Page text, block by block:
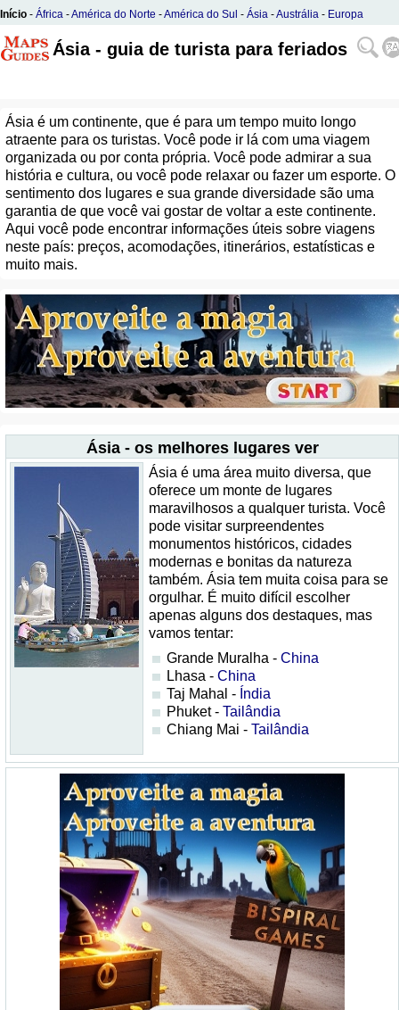
Início - África -América do Norte -América do Sul - Ásia -Austrália - Europa
Ásia - guia de turista para feriados
Ásia é um continente, que é para um tempo muito longo
atraente para os turistas. Você pode ir lá com uma viagem
organizada ou por conta própria. Você pode admirar a sua
história e cultura, ou você pode relaxar ou fazer um esporte. O
sentimento dos lugares e sua grande diversidade são uma
garantia de que você vai gostar de voltar a este continente.
Aqui você pode encontrar informações úteis sobre viagens
neste país: preços, acomodações, itinerários, estatísticas e
muito mais.
Ásia - os melhores lugares ver
Ásia é uma área muito diversa, que
oferece um monte de lugares
maravilhosos a qualquer turista. Você
pode visitar surpreendentes
monumentos históricos, cidades
modernas e bonitas da natureza
também. Ásia tem muita coisa para se
orgulhar. É muito difícil escolher
apenas alguns dos destaques, mas
vamos tentar:
Grande Muralha - China
Lhasa - China
Taj Mahal - Índia
Phuket - Tailândia
Chiang Mai - Tailândia